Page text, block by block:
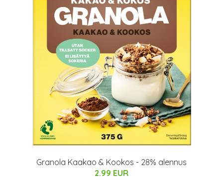
Granola Kaakao & Kookos - 28% alennus
2.99 EUR